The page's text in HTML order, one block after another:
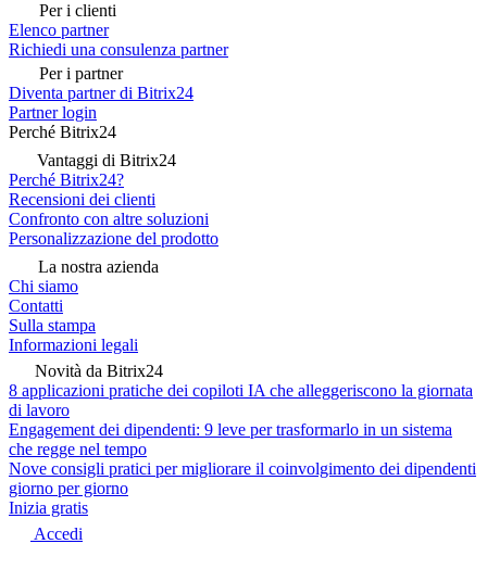
Per i clienti
Elenco partner
Richiedi una consulenza partner
Per i partner
Diventa partner di Bitrix24
Partner login
Perché Bitrix24
Vantaggi di Bitrix24
Perché Bitrix24?
Recensioni dei clienti
Confronto con altre soluzioni
Personalizzazione del prodotto
La nostra azienda
Chi siamo
Contatti
Sulla stampa
Informazioni legali
Novità da Bitrix24
8 applicazioni pratiche dei copiloti IA che alleggeriscono la giornata
di lavoro
Engagement dei dipendenti: 9 leve per trasformarlo in un sistema
che regge nel tempo
Nove consigli pratici per migliorare il coinvolgimento dei dipendenti
giorno per giorno
Inizia gratis
Accedi